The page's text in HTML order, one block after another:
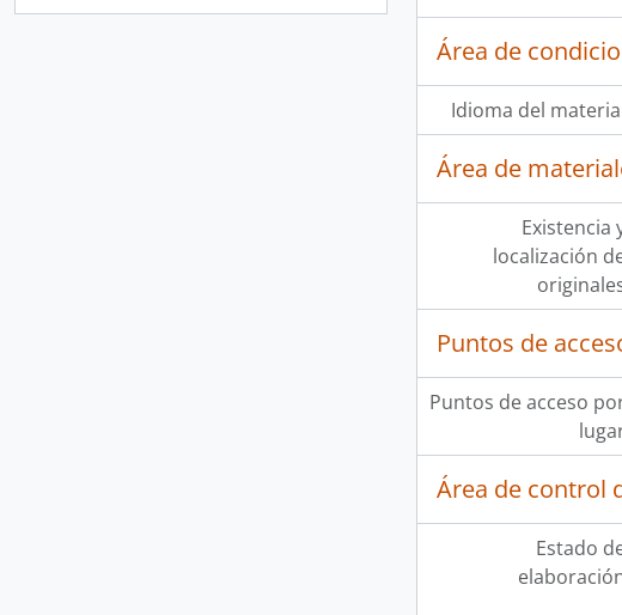
Área de
Idioma del
Área de
Existencia
localización
Puntos de
Puntos de acceso
Área de control
Estado